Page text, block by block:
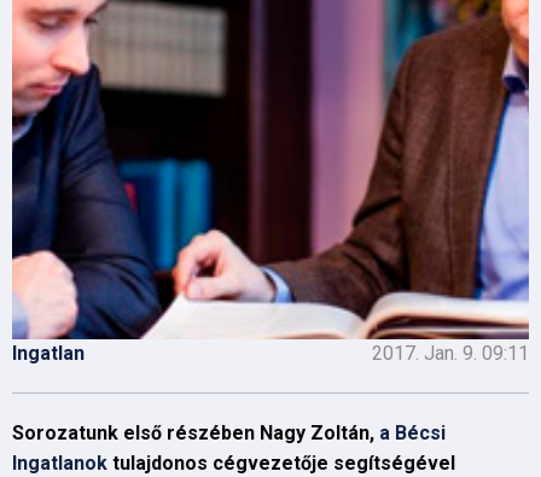
Ingatlan 2017. Jan. 9. 09:11
Sorozatunk első részében Nagy Zoltán, a Bécsi
Ingatlanok tulajdonos cégvezetője segítségével